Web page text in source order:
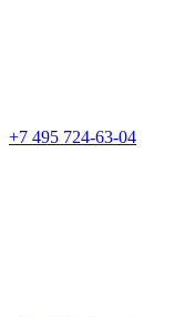
+7 495 724-63-04